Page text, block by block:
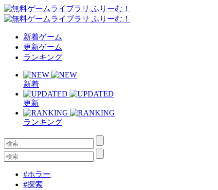
新着ゲーム
更新ゲーム
ランキング
新着
更新
ランキング
#ホラー
#探索